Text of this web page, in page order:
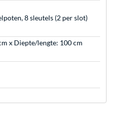
8 sleutels (2 per slot)
x Diepte/lengte: 100 cm